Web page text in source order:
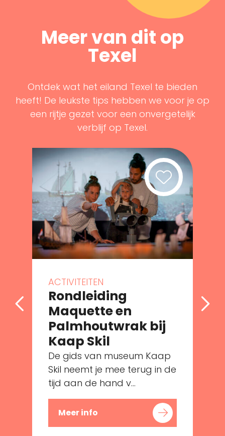
Meer van dit op
Texel
Ontdek wat het eiland Texel te bieden
heeft! De leukste tips hebben we voor je op
een rijtje gezet voor een onvergetelijk
verblijf op Texel.
ACTIVITEITEN
Rondleiding
Maquette en
Palmhoutwrak bij
Kaap Skil
De gids van museum Kaap
Skil neemt je mee terug in de
tijd aan de hand v...
Meer info